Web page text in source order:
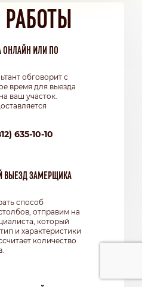
ОНЛАЙН ИЛИ ПО
обговорит с
время для выезда
ваш участок.
635-10-10
ВЫЕЗД ЗАМЕРЩИКА
способ
отправим на
который
и характеристики
количество